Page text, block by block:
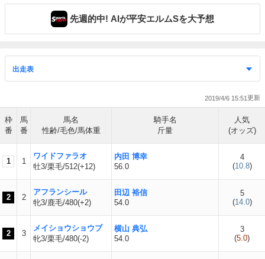
先週的中! AIが平安エルムSを大予想
2019/4/6 15:51
枠
番
馬
番
馬名
性齢/毛色/馬体重
騎手名
斤量
人気
(オッズ)
1 1
ワイドファラオ
牡3/栗毛/512(+12)
内田 博幸
56.0
4
(10.8)
2 2
アフランシール
牝3/鹿毛/480(+2)
田辺 裕信
54.0
5
(14.0)
2 3
メイショウショウブ
牝3/栗毛/480(-2)
横山 典弘
54.0
3
(5.0)